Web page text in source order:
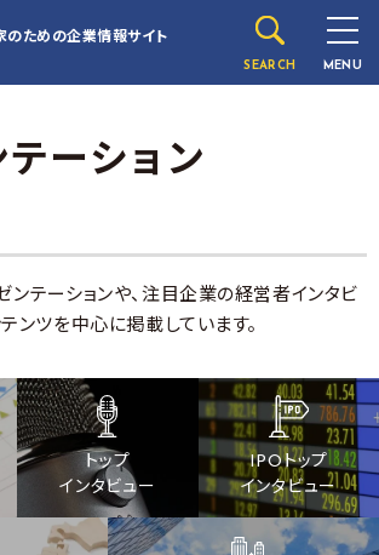
のための企業情報サイト
SEARCH MENU
ーション
ンテーションや、注目企業の経営者インタビ
ンツを中心に掲載しています。
トップ
インタビュー
IPOトップ
インタビュー